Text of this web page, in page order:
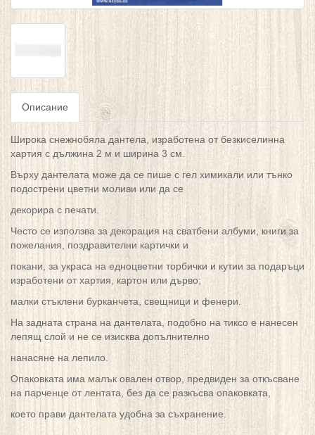
Описание
Широка снежнобяла дантела, изработена от безкиселинна
хартия с дължина 2 м и ширина 3 см.
Върху дантелата може да се пише с гел химикали или тънко
подострени цветни моливи или да се
декорира с печати.
Често се използва за декорация на сватбени албуми, книги за
пожелания, поздравителни картички и
покани, за украса на едноцветни торбички и кутии за подаръци
изработени от хартия, картон или дърво;
малки стъклени бурканчета, свещници и фенери.
На задната страна на дантелата, подобно на тиксо е нанесен
лепящ слой и не се изисква допълнително
нанасяне на лепило.
Опаковката има малък овален отвор, предвиден за откъсване
на парченце от лентата, без да се разкъсва опаковката,
което прави дантелата удобна за съхранение.